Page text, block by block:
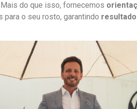
do que isso, fornecemos
o seu rosto, garantindo